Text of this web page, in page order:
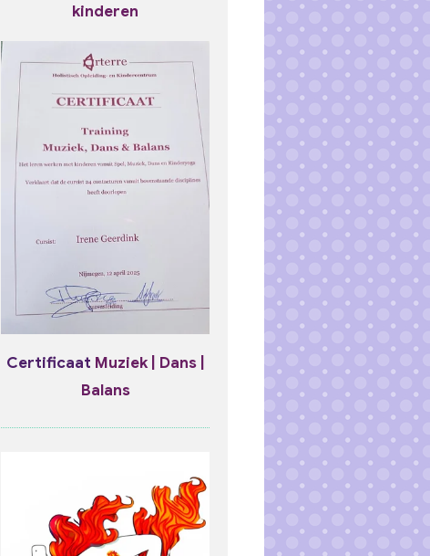
kinderen
Certificaat Muziek | Dans |
Balans